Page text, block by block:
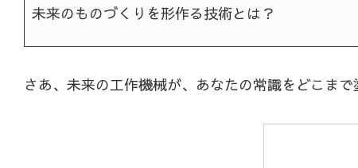
未来のものづくりを形作る技術とは？
さあ、未来の工作機械が、あなたの常識をどこま